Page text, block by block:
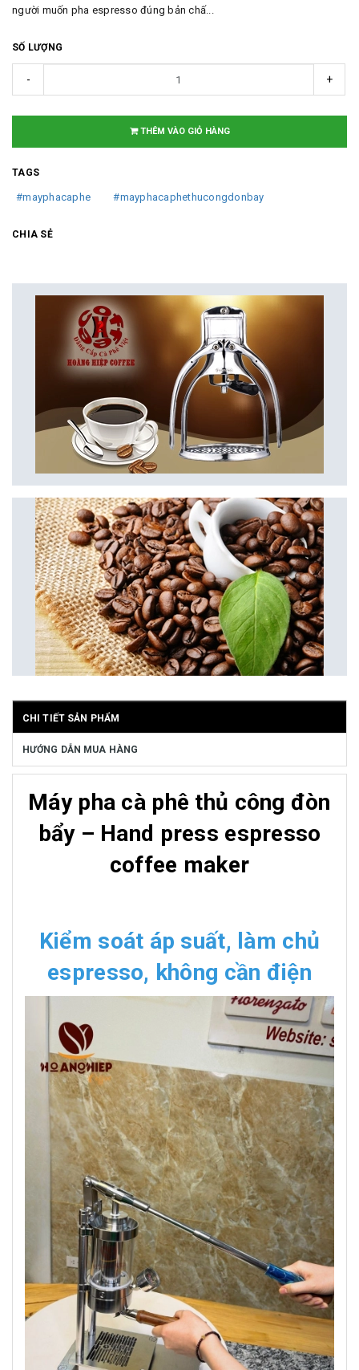
người muốn pha espresso đúng bản chấ...
SỐ LƯỢNG
- +
THÊM VÀO GIỎ HÀNG
TAGS
#mayphacaphe #mayphacaphethucongdonbay
CHIA SẺ
CHI TIẾT SẢN PHẨM
HƯỚNG DẪN MUA HÀNG
Máy pha cà phê thủ công đòn
bẩy – Hand press espresso
coffee maker
Kiểm soát áp suất, làm chủ
espresso, không cần điện